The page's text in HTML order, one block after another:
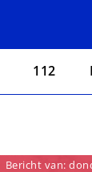
112
Bericht van: